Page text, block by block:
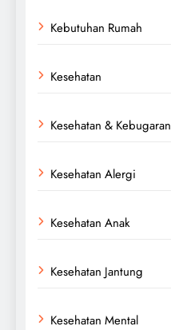
Kebutuhan Rumah
Kesehatan
Kesehatan & Kebugaran
Kesehatan Alergi
Kesehatan Anak
Kesehatan Jantung
Kesehatan Mental